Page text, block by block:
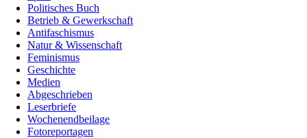
Politisches Buch
Betrieb & Gewerkschaft
Antifaschismus
Natur & Wissenschaft
Feminismus
Geschichte
Medien
Abgeschrieben
Leserbriefe
Wochenendbeilage
Fotoreportagen